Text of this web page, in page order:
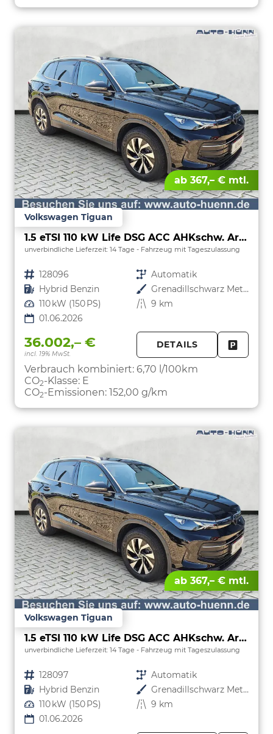
ab 367,– € mtl.
Volkswagen Tiguan
1.5 eTSI 110 kW Life DSG ACC AHKschw. AreaView
unverbindliche Lieferzeit: 14 Tage Fahrzeug mit Tageszulassung
Fahrzeugnr. 128096 Getriebe Automatik
Kraftstoff Hybrid Benzin Außenfarbe
Grenadillschwarz Metallic
Leistung 110 kW (150 PS) Kilometerstand 9 km
01.06.2026
36.002,– €
incl. 19% MwSt.
DETAILS
Verbrauch kombiniert: 6,70 l/100km
CO2-Klasse: E
CO2-Emissionen: 152,00 g/km
ab 367,– € mtl.
Volkswagen Tiguan
1.5 eTSI 110 kW Life DSG ACC AHKschw. AreaView
unverbindliche Lieferzeit: 14 Tage Fahrzeug mit Tageszulassung
Fahrzeugnr. 128097 Getriebe Automatik
Kraftstoff Hybrid Benzin Außenfarbe
Grenadillschwarz Metallic
Leistung 110 kW (150 PS) Kilometerstand 9 km
01.06.2026